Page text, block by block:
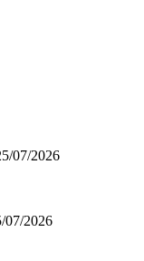
07/2026
07/2026